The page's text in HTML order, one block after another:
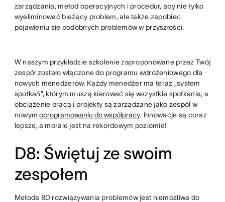
zarządzania, metod operacyjnych i procedur, aby nie tylko
wyeliminować bieżący problem, ale także zapobiec
pojawieniu się podobnych problemów w przyszłości.
W naszym przykładzie szkolenie zaproponowane przez Twój
zespół zostało włączone do programu wdrożeniowego dla
nowych menedżerów. Każdy menedżer ma teraz „system
spotkań”, którym muszą kierować się wszystkie spotkania, a
obciążenie pracą i projekty są zarządzane jako zespół w
nowymoprogramowaniu do współpracy. Innowacje są coraz
lepsze, a morale jest na rekordowym poziomie!
D8: Świętuj ze swoim
zespołem
Metoda 8D rozwiązywania problemów jest niemożliwa do